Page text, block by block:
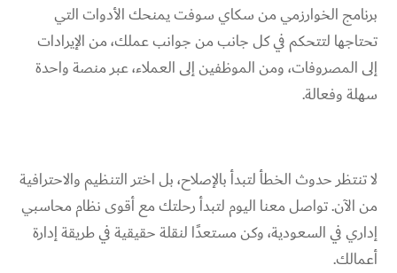
برنامج الخوارزمي من سكاي سوفت يمنحك الأدوات التي
تحتاجها لتتحكم في كل جانب من جوانب عملك، من الإيرادات
إلى المصروفات، ومن الموظفين إلى العملاء، عبر منصة واحدة
سهلة وفعالة.
لا تنتظر حدوث الخطأ لتبدأ بالإصلاح، بل اختر التنظيم والاحترافية
من الآن. تواصل معنا اليوم لتبدأ رحلتك مع أقوى نظام محاسبي
إداري في السعودية، وكن مستعدًا لنقلة حقيقية في طريقة إدارة
أعمالك.